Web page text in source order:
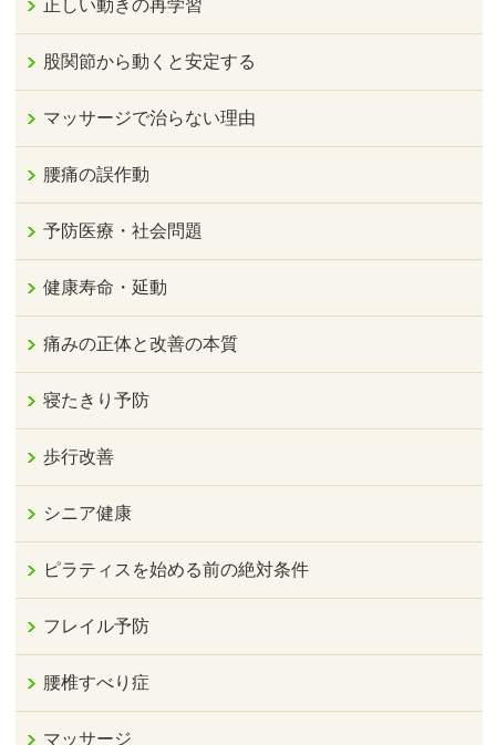
正しい動きの再学習
股関節から動くと安定する
マッサージで治らない理由
腰痛の誤作動
予防医療・社会問題
健康寿命・延動
痛みの正体と改善の本質
寝たきり予防
歩行改善
シニア健康
ピラティスを始める前の絶対条件
フレイル予防
腰椎すべり症
マッサージ